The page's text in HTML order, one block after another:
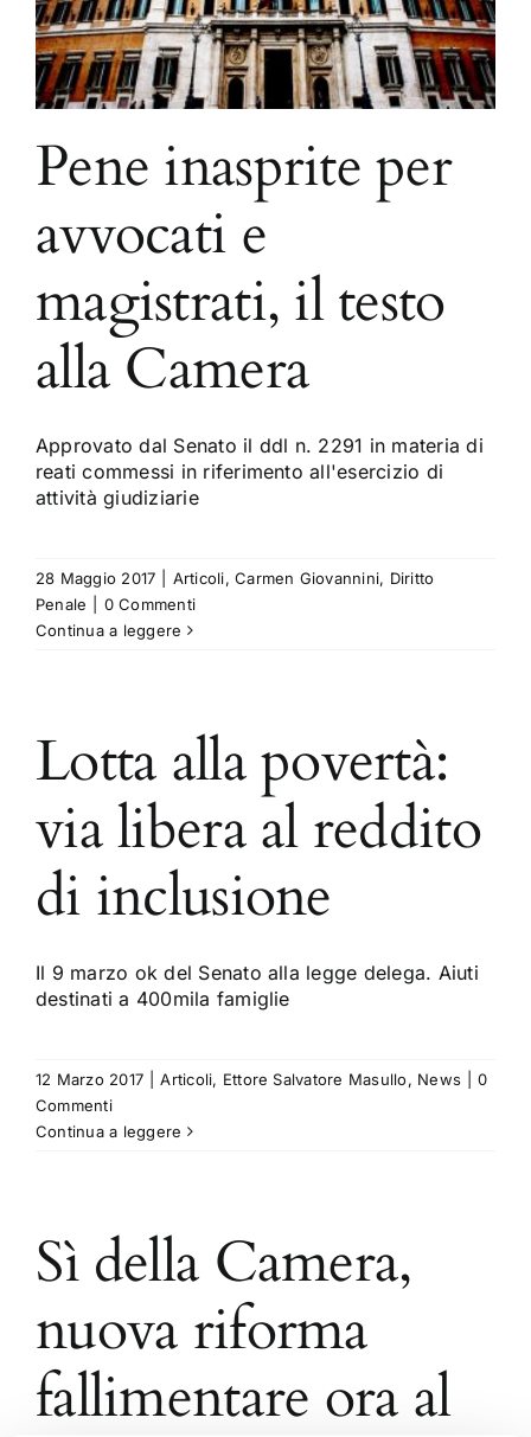
Pene inasprite per
avvocati e
magistrati, il testo
alla Camera
Approvato dal Senato il ddl n. 2291 in materia di
reati commessi in riferimento all'esercizio di
attività giudiziarie
28 Maggio 2017 Articoli,Carmen Giovannini, Diritto
Penale
0 Commenti
Continua a leggere
Lotta alla povertà:
via libera al reddito
di inclusione
Il 9 marzo ok del Senato alla legge delega. Aiuti
destinati a 400mila famiglie
12 Marzo 2017 Articoli, Ettore Salvatore Masullo, News
0
Commenti
Continua a leggere
Sì della Camera,
nuova riforma
fallimentare ora al